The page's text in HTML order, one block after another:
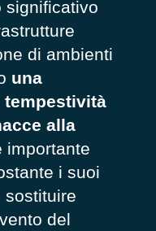
significativo
di ambienti
una
tempestività
alla
importante
i suoi
sostituire
del